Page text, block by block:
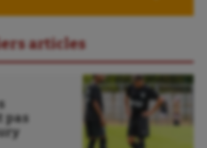
articles
pas